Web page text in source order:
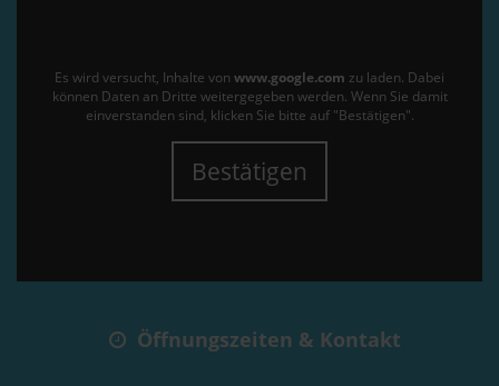
Es wird versucht, Inhalte von www.google.com zu laden. Dabei
können Daten an Dritte weitergegeben werden. Wenn Sie damit
einverstanden sind, klicken Sie bitte auf "Bestätigen".
Bestätigen
Öffnungszeiten & Kontakt